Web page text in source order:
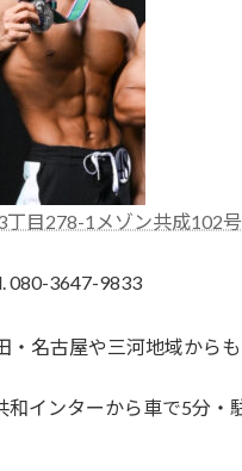
丁目278-1メゾン共成102
080-3647-9833
・名古屋や三河地域から
和インターから車で5分・